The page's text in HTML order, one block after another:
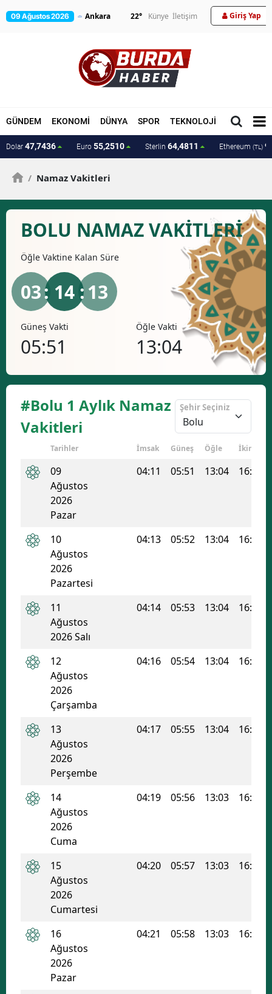
09 Ağustos 2026 22° Künye İletişim Giriş Yap
GÜNDEM EKONOMİ DÜNYA SPOR TEKNOLOJİ MAGAZİN
Dolar 47,7436 Euro 55,2510 Sterlin 64,4811 Ethereum (TL)
/ Namaz Vakitleri
BOLU NAMAZ VAKİTLERİ
Öğle Vaktine Kalan Süre
03: 14 :13
Güneş Vakti
05:51
Öğle Vakti
13:04
#Bolu 1 Aylık Namaz
Vakitleri
Şehir Seçiniz
Tarihler İmsak Güneş Öğle İkindi
09
Ağustos
2026
Pazar
04:11 05:51 13:04 16:56
10
Ağustos
2026
Pazartesi
04:13 05:52 13:04 16:55
11
Ağustos
2026 Salı
04:14 05:53 13:04 16:54
12
Ağustos
2026
Çarşamba
04:16 05:54 13:04 16:54
13
Ağustos
2026
Perşembe
04:17 05:55 13:04 16:53
14
Ağustos
2026
Cuma
04:19 05:56 13:03 16:53
15
Ağustos
2026
Cumartesi
04:20 05:57 13:03 16:52
16
Ağustos
2026
Pazar
04:21 05:58 13:03 16:51